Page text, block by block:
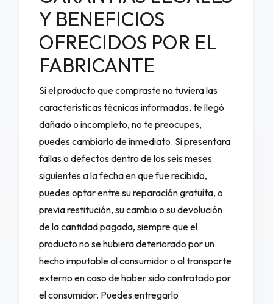
Y BENEFICIOS
OFRECIDOS POR EL
FABRICANTE
Si el producto que compraste no tuviera las
características técnicas informadas, te llegó
dañado o incompleto, no te preocupes,
puedes cambiarlo de inmediato. Si presentara
fallas o defectos dentro de los seis meses
siguientes a la fecha en que fue recibido,
puedes optar entre su reparación gratuita, o
previa restitución, su cambio o su devolución
de la cantidad pagada, siempre que el
producto no se hubiera deteriorado por un
hecho imputable al consumidor o al transporte
externo en caso de haber sido contratado por
el consumidor. Puedes entregarlo